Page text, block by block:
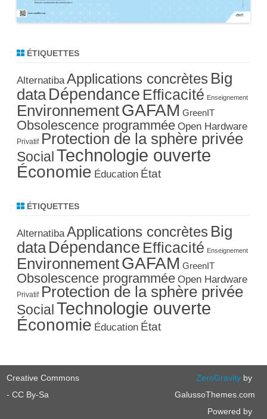
ÉTIQUETTES
Alternatiba Applications concrètes Big
data Dépendance Efficacité Enseignement
EnvironnementGAFAM GreenIT
Obsolescence programmée Open Hardware
Privatif Protection de la sphère privée
Social Technologie ouverte
Économie Éducation État
ÉTIQUETTES
Alternatiba Applications concrètes Big
data Dépendance Efficacité Enseignement
EnvironnementGAFAM GreenIT
Obsolescence programmée Open Hardware
Privatif Protection de la sphère privée
Social Technologie ouverte
Économie Éducation État
Creative Commons
- CC By-Sa
ZeroGravityby
GalussoThemes.com
Powered by